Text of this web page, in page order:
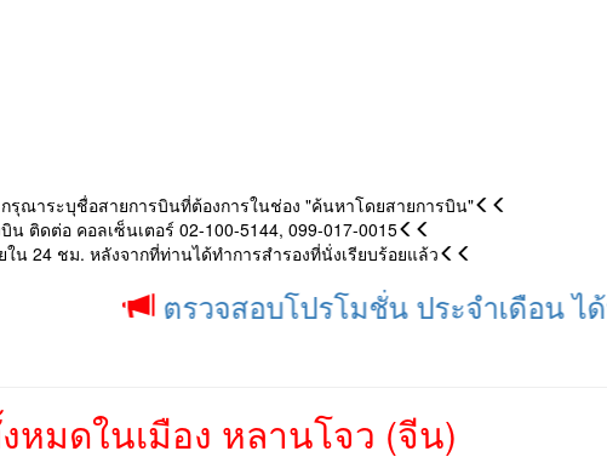
รุณาระบุชื่อสายการบินที่ต้องการในช่อง "ค้นหาโดยสายการบิน"
น ติดต่อ คอลเซ็นเตอร์ 02-100-5144, 099-017-0015
น 24 ชม. หลังจากที่ท่านได้ทำการสำรองที่นั่งเรียบร้อยแล้ว
ตรวจสอบโปรโมชั่น ประจำเดือน ได้ที่นี้ !!
หมดในเมือง หลานโจว (จีน)